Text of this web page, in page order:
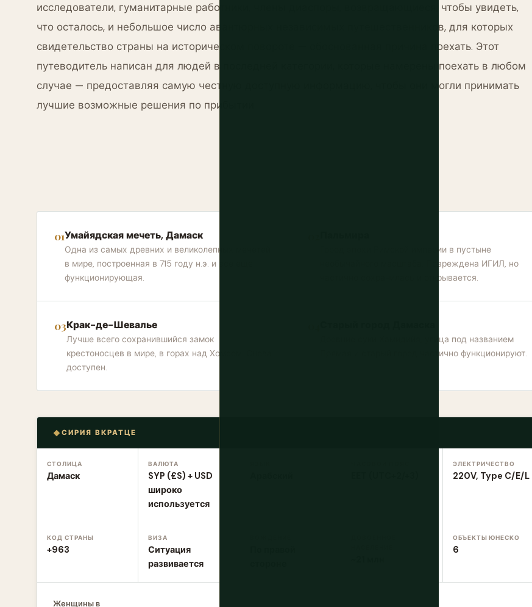
исследователи, гуманитарные работники, члены диаспоры, возвращающиеся, чтобы увидеть,
что осталось, и небольшое число авантюрных независимых путешественников, для которых
свидетельство страны на историческом повороте — обоснованная причина поехать. Этот
путеводитель написан для людей в последней категории, которые намерены поехать в любом
случае — предоставляя самую честную доступную информацию, чтобы они могли принимать
лучшие возможные решения по прибытии.
Умайядская мечеть, Дамаск
Одна из самых древних и великолепных мечетей
в мире, построенная в 715 году н.э. и все еще
функционирующая.
Город эпохи Римской империи в пустыне
необычайного масштаба. Повреждена ИГИЛ, но
частично сохранилась и открывается.
Крак-де-Шевалье
Лучше всего сохранившийся замок
крестоносцев в мире, в горах над Хомсом. Снова
доступен.
Древние суки Хамидийя, улица под названием
Прямая и старый город частично функционируют.
СИРИЯ ВКРАТЦЕ
СТОЛИЦА
Дамаск
ВАЛЮТА
SYP (£S) + USD
широко
используется
ЭЛЕКТРИЧЕСТВО
220V, Type C/E/L
КОД СТРАНЫ
+963
ВИЗА
Ситуация
развивается
ОБЪЕКТЫ ЮНЕСКО
6
Женщины в